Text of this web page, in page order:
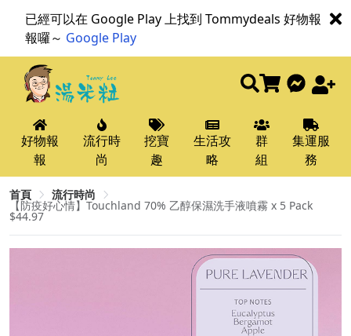
已經可以在 Google Play 上找到 Tommydeals 好物報
報囉～ Google Play
好物報
報
流行時
尚
挖寶
趣
生活攻
略
群
組
集運服
務
首頁 流行時尚
【防疫好心情】Touchland 70% 乙醇保濕洗手液噴霧 x 5 Pack
$44.97